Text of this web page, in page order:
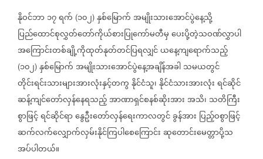
နိုဝင်ဘာ၁၇ရက် (၁၀၂) နှစ်မြောက်အမျိုးသားအောင်ပွဲနေ့သို့
ပြည်ထောင်စုလွှတ်တော်ကိုယ်စားပြုကော်မတီမှပေးပို့တဲ့သဝဏ်လွှာပါ
အ‌ကြောင်းတစ်ချို့ကိုထုတ်နုတ်တင်ပြရလျှင်ယနေ့ကျရောက်သည့်
(၁၀၂) နှစ်မြောက်အမျိုးသားအောင်ပွဲနေ့အချိန်အခါသမယတွင်
တိုင်းရင်းသားများအားလုံးနှင့်တကွနိုင်ငံသူ၊နိုင်ငံသားအားလုံးရင်ဆိုင်
ဆန့်ကျင်တော်လှန်နေရသည့်အာဏာရှင်စနစ်ဆိုးအားအသိ၊ သတိကြီး
စွာဖြင့်ရင်ဆိုင်ရာနွေဦးတော်လှန်ရေးကာလတွင်ခွန်အား ပြည့်ဝစွာဖြင့်
ဆက်လက်လျှောက်လှမ်းနိုင်ကြပါစေကြောင်းဆုတောင်းမေတ္တာပို့သ
အပ်ပါတယ်။